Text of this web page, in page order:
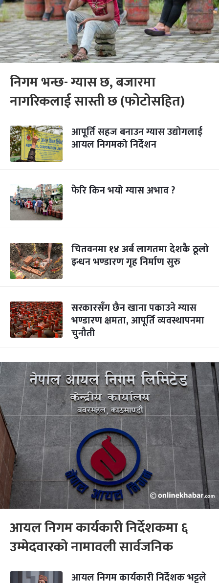
निगम भन्छ- ग्यास छ, बजारमा
नागरिकलाई सास्ती छ (फोटोसहित)
आपूर्ति सहज बनाउन ग्यास उद्योगलाई
आयल निगमको निर्देशन
फेरि किन भयो ग्यास अभाव ?
चितवनमा १४ अर्ब लागतमा देशकै ठूलो
इन्धन भण्डारण गृह निर्माण सुरु
सरकारसँग छैन खाना पकाउने ग्यास
भण्डारण क्षमता, आपूर्ति व्यवस्थापनमा
चुनौती
आयल निगम कार्यकारी निर्देशकमा ६
उम्मेदवारको नामावली सार्वजनिक
आयल निगम कार्यकारी निर्देशक भट्टले